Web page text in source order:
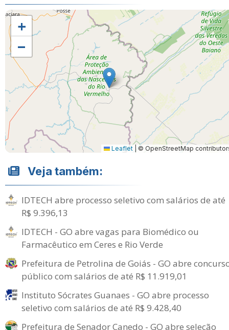
+
−
Leaflet © OpenStreetMap
Veja também:
IDTECH abre processo seletivo com salários de até
R$ 9.396,13
IDTECH - GO abre vagas para Biomédico ou
Farmacêutico em Ceres e Rio Verde
Prefeitura de Petrolina de Goiás - GO abre
público com salários de até R$ 11.919,01
Instituto Sócrates Guanaes - GO abre processo
seletivo com salários de até R$ 9.428,40
Prefeitura de Senador Canedo - GO abre seleção